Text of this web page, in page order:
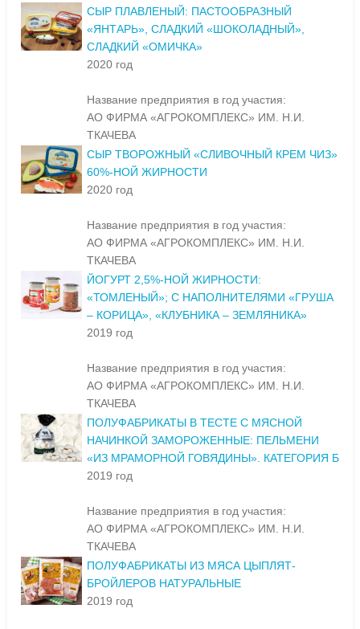
СЫР ПЛАВЛЕНЫЙ: ПАСТООБРАЗНЫЙ
«ЯНТАРЬ», СЛАДКИЙ «ШОКОЛАДНЫЙ»,
СЛАДКИЙ «ОМИЧКА»
2020 год
Название предприятия в год участия:
АО ФИРМА «АГРОКОМПЛЕКС» ИМ. Н.И.
ТКАЧЕВА
СЫР ТВОРОЖНЫЙ «СЛИВОЧНЫЙ КРЕМ ЧИЗ»
60%-НОЙ ЖИРНОСТИ
2020 год
Название предприятия в год участия:
АО ФИРМА «АГРОКОМПЛЕКС» ИМ. Н.И.
ТКАЧЕВА
ЙОГУРТ 2,5%-НОЙ ЖИРНОСТИ:
«ТОМЛЕНЫЙ»; С НАПОЛНИТЕЛЯМИ «ГРУША
– КОРИЦА», «КЛУБНИКА – ЗЕМЛЯНИКА»
2019 год
Название предприятия в год участия:
АО ФИРМА «АГРОКОМПЛЕКС» ИМ. Н.И.
ТКАЧЕВА
ПОЛУФАБРИКАТЫ В ТЕСТЕ С МЯСНОЙ
НАЧИНКОЙ ЗАМОРОЖЕННЫЕ: ПЕЛЬМЕНИ
«ИЗ МРАМОРНОЙ ГОВЯДИНЫ». КАТЕГОРИЯ Б
2019 год
Название предприятия в год участия:
АО ФИРМА «АГРОКОМПЛЕКС» ИМ. Н.И.
ТКАЧЕВА
ПОЛУФАБРИКАТЫ ИЗ МЯСА ЦЫПЛЯТ-
БРОЙЛЕРОВ НАТУРАЛЬНЫЕ
2019 год